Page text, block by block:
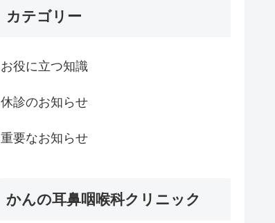
カテゴリー
お役に立つ知識
休診のお知らせ
重要なお知らせ
かんの耳鼻咽喉科クリニック